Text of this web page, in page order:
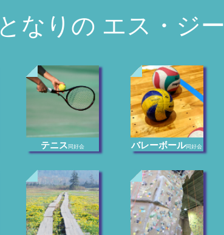
となりの エス・ジー
テニス 同好会 バレーボール同好会